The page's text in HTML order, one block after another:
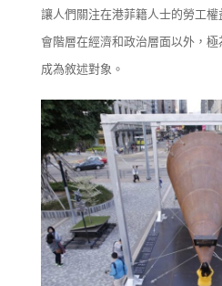
讓人們關注在港菲籍人士的勞工
會階層在經濟和政治層面以外，
成為敘述對象。